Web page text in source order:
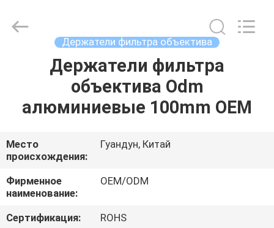
ПРОДУКТЫ
О
НАС
ПУТЕШЕСТВИЕ
Technology
Ltd..
Держатели фильтра объектива
Держатели фильтра
объектива Odm
алюминиевые 100mm OEM
Место
происхождения:
Гуандун, Китай
Фирменное
наименование:
OEM/ODM
Сертификация:
ROHS